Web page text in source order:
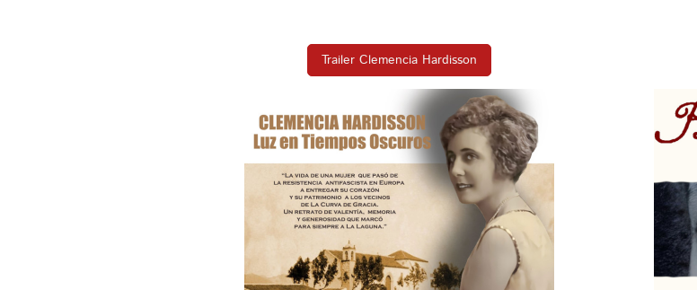
Trailer Clemencia Hardisson